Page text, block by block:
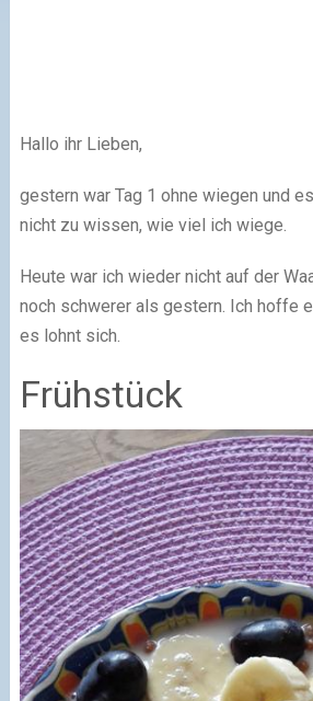
Hallo ihr Lieben,
gestern war Tag 1 ohne wiegen und
nicht zu wissen, wie viel ich wiege.
Heute war ich wieder nicht auf der
noch schwerer als gestern. Ich hoffe
es lohnt sich.
Frühstück